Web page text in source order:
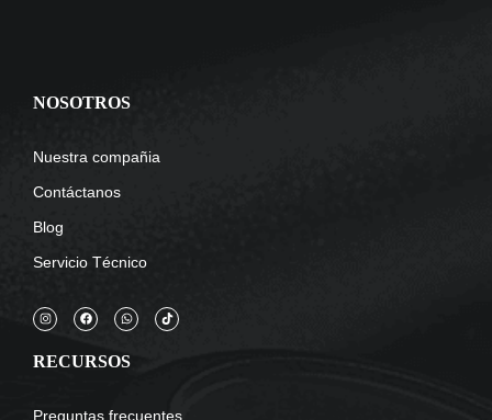
NOSOTROS
Nuestra compañia
Contáctanos
Blog
Servicio Técnico
RECURSOS
Preguntas frecuentes